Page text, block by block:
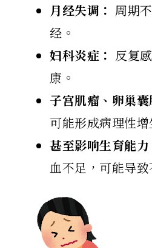
月经失调： 周期
经。
妇科炎症： 反复
康。
子宫肌瘤、卵巢囊
可能形成病理性增
甚至影响生育能力
血不足，可能导致